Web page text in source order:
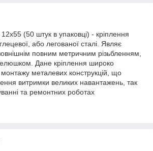
(50 штук в упаковці) - кріплення
або легованої сталі. Являє
повним метричним різьбленням,
Дане кріплення широко
монтажу металевих конструкцій, що
витримки великих навантажень, так
та ремонтних роботах